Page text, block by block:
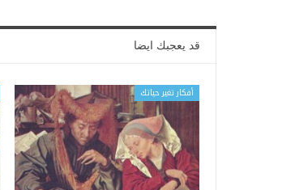
قد يعجبك ايضا
أفكار تغير حياتك